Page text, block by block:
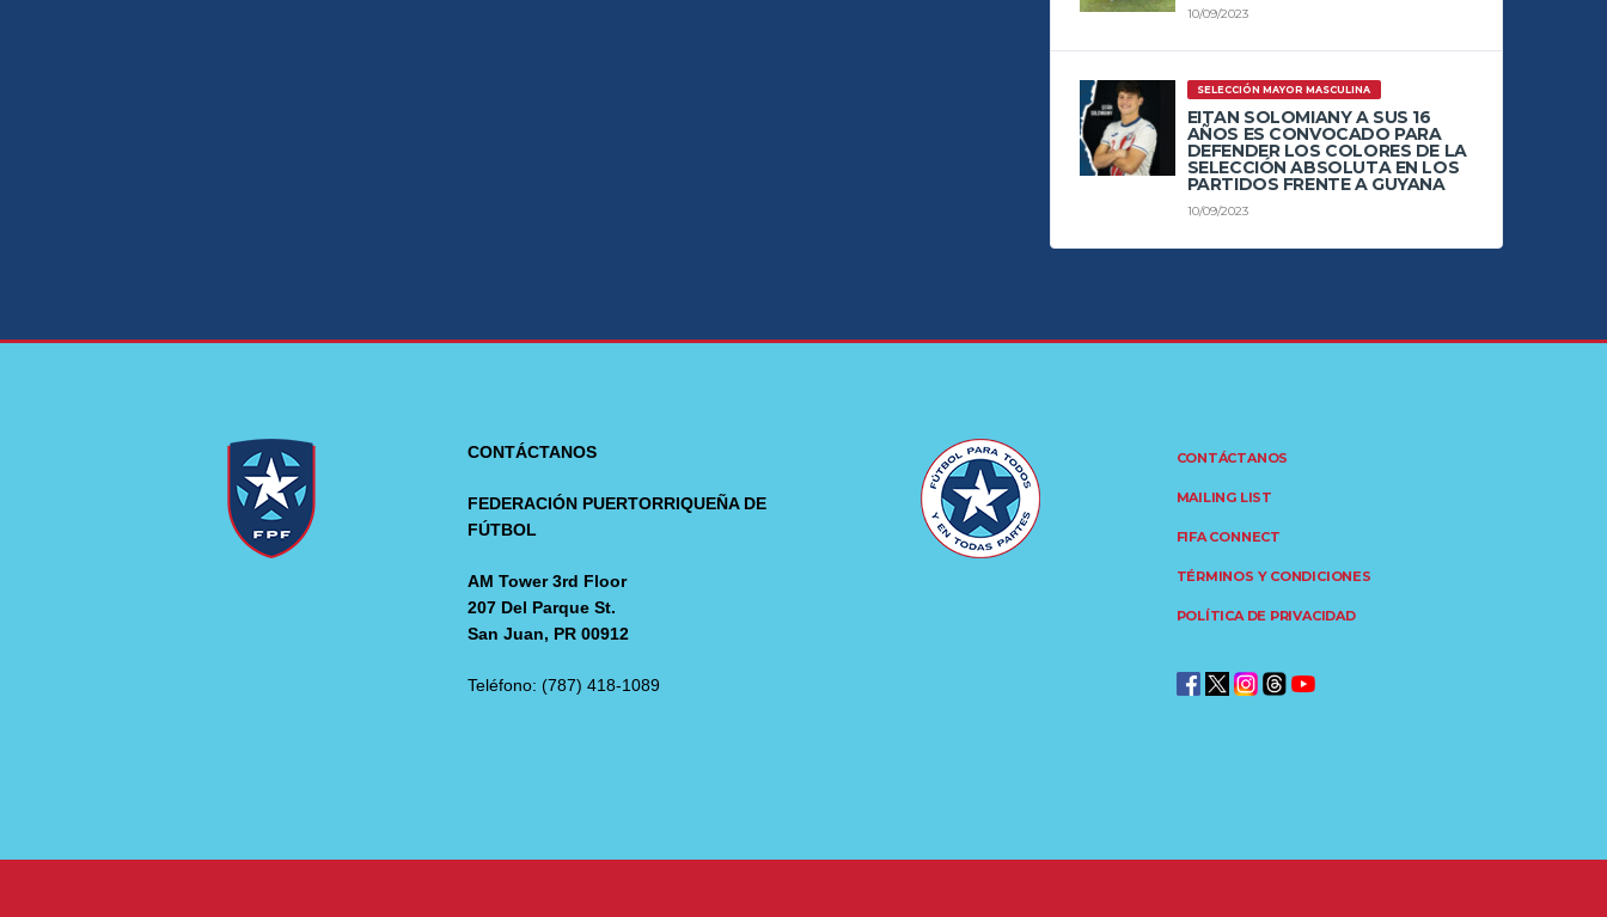
10/09/2023
SELECCIÓN MAYOR MASCULINA
EITAN SOLOMIANY A SUS 16
AÑOS ES CONVOCADO PARA
DEFENDER LOS COLORES DE LA
SELECCIÓN ABSOLUTA EN LOS
PARTIDOS FRENTE A GUYANA
10/09/2023
CONTÁCTANOS
FEDERACIÓN PUERTORRIQUEÑA DE
FÚTBOL
AM Tower 3rd Floor
207 Del Parque St.
San Juan, PR 00912
Teléfono: (787) 418-1089
CONTÁCTANOS
MAILING LIST
FIFA CONNECT
TÉRMINOS Y CONDICIONES
POLÍTICA DE PRIVACIDAD